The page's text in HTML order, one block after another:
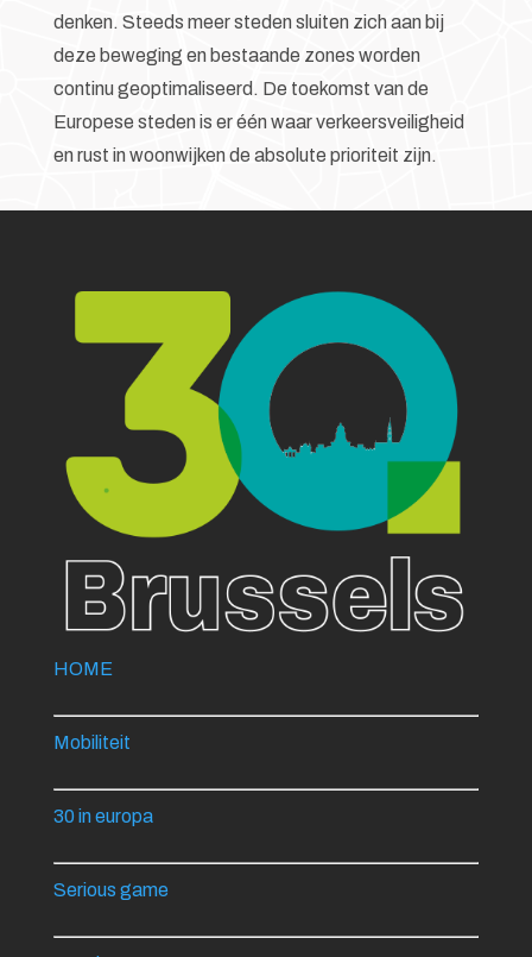
denken. Steeds meer steden sluiten zich aan bij
deze beweging en bestaande zones worden
continu geoptimaliseerd. De toekomst van de
Europese steden is er één waar verkeersveiligheid
en rust in woonwijken de absolute prioriteit zijn.
HOME
Mobiliteit
30 in europa
Serious game